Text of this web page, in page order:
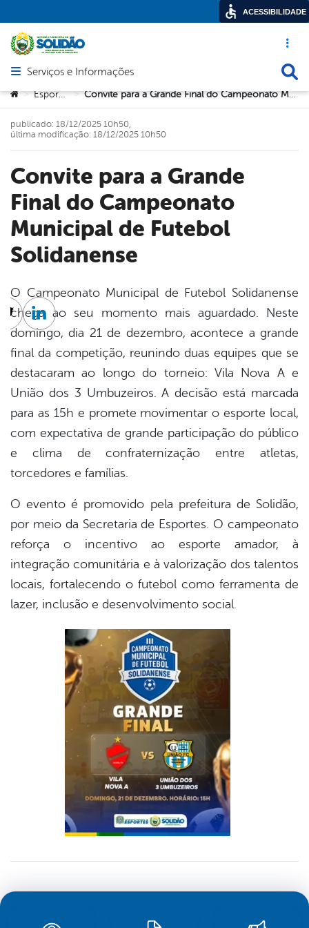
Acesso
Abrir menu principal de navegação
Serviços e Informações
Você está aqui:
> Esportes > Convite para a Grande Final do Campeonato Municipal de Futebol Solidanense
Convite para a Grande
Final do Campeonato
Municipal de Futebol
Solidanense
publicado: 18/12/2025 10h50,
última modificação: 18/12/2025 10h50
O Campeonato Municipal de Futebol Solidanense
chega ao seu momento mais aguardado. Neste
domingo, dia 21 de dezembro, acontece a grande
final da competição, reunindo duas equipes que se
destacaram ao longo do torneio: Vila Nova A e
União dos 3 Umbuzeiros. A decisão está marcada
para as 15h e promete movimentar o esporte local,
com expectativa de grande participação do público
e clima de confraternização entre atletas,
torcedores e famílias.
O evento é promovido pela prefeitura de Solidão,
por meio da Secretaria de Esportes. O campeonato
reforça o incentivo ao esporte amador, à
integração comunitária e à valorização dos talentos
locais, fortalecendo o futebol como ferramenta de
lazer, inclusão e desenvolvimento social.
Twitter
Linkedin
ACESSIBILIDADE